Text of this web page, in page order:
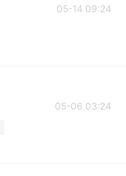
05-14 09:24
05-06 03:24